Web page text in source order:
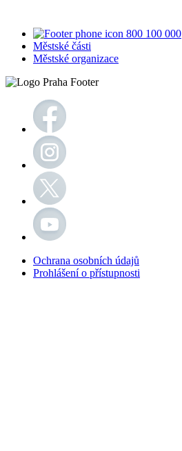
800 100 000
Městské části
Městské organizace
Ochrana osobních údajů
Prohlášení o přístupnosti